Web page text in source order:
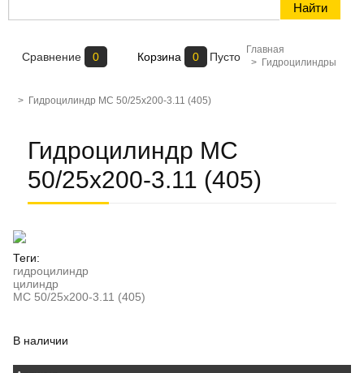
Сравнение 0 Корзина 0 Пусто
Главная
> Гидроцилиндры
> Гидроцилиндр МС 50/25х200-3.11 (405)
Гидроцилиндр МС
50/25х200-3.11 (405)
Теги:
гидроцилиндр
цилиндр
МС 50/25х200-3.11 (405)
В наличии